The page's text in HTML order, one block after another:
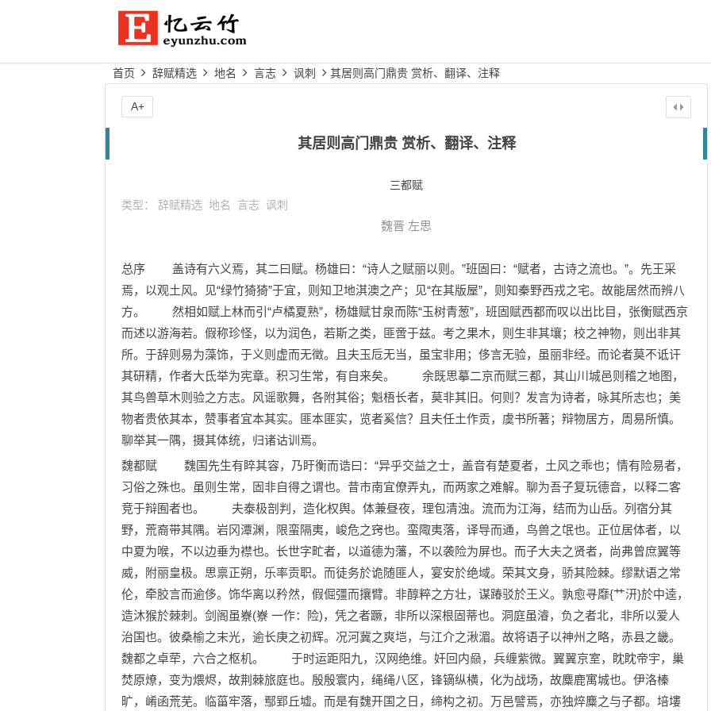
首页 辞赋精选 地名 言志 讽刺 其居则高门鼎贵 赏析、翻译、注释
其居则高门鼎贵 赏析、翻译、注释
三都赋
类型： 辞赋精选 地名 言志 讽刺
魏晋 左思
总序 盖诗有六义焉，其二曰赋。杨雄曰：“诗人之赋丽以则。”班固曰：“赋者，古诗之流也。”。先王采
焉，以观土风。见“绿竹猗猗”于宜，则知卫地淇澳之产；见“在其版屋”，则知秦野西戎之宅。故能居然而辨八
方。 然相如赋上林而引“卢橘夏熟”，杨雄赋甘泉而陈“玉树青葱”，班固赋西都而叹以出比目，张衡赋西京
而述以游海若。假称珍怪，以为润色，若斯之类，匪啻于兹。考之果木，则生非其壤；校之神物，则出非其
所。于辞则易为藻饰，于义则虚而无徵。且夫玉卮无当，虽宝非用；侈言无验，虽丽非经。而论者莫不诋讦
其研精，作者大氐举为宪章。积习生常，有自来矣。 余既思摹二京而赋三都，其山川城邑则稽之地图，
其鸟兽草木则验之方志。风谣歌舞，各附其俗；魁梧长者，莫非其旧。何则？发言为诗者，咏其所志也；美
物者贵依其本，赞事者宜本其实。匪本匪实，览者奚信？且夫任土作贡，虞书所著；辩物居方，周易所慎。
聊举其一隅，摄其体统，归诸诂训焉。
魏都赋 魏国先生有睟其容，乃盱衡而诰曰：“异乎交益之士，盖音有楚夏者，土风之乖也；情有险易者，
习俗之殊也。虽则生常，固非自得之谓也。昔市南宜僚弄丸，而两家之难解。聊为吾子复玩德音，以释二客
竞于辩囿者也。 夫泰极剖判，造化权舆。体兼昼夜，理包清浊。流而为江海，结而为山岳。列宿分其
野，荒裔带其隅。岩冈潭渊，限蛮隔夷，峻危之窍也。蛮陬夷落，译导而通，鸟兽之氓也。正位居体者，以
中夏为喉，不以边垂为襟也。长世字甿者，以道德为藩，不以袭险为屏也。而子大夫之贤者，尚弗曾庶翼等
威，附丽皇极。思禀正朔，乐率贡职。而徒务於诡随匪人，宴安於绝域。荣其文身，骄其险棘。缪默语之常
伦，牵胶言而逾侈。饰华离以矜然，假倔彊而攘臂。非醇粹之方壮，谋踳驳於王义。孰愈寻靡{艹汧}於中逵，
造沐猴於棘刺。剑阁虽嶚(嶚 一作：险)，凭之者蹶，非所以深根固蒂也。洞庭虽濬，负之者北，非所以爱人
治国也。彼桑榆之末光，逾长庚之初辉。况河冀之爽垲，与江介之湫湄。故将语子以神州之略，赤县之畿。
魏都之卓荦，六合之枢机。 于时运距阳九，汉网绝维。奸回内赑，兵缠紫微。翼翼京室，眈眈帝宇，巢
焚原燎，变为煨烬，故荆棘旅庭也。殷殷寰内，绳绳八区，锋镝纵横，化为战场，故麋鹿寓城也。伊洛榛
旷，崤函荒芜。临菑牢落，鄢郢丘墟。而是有魏开国之日，缔构之初。万邑譬焉，亦独焠麋之与子都。培塿
A+